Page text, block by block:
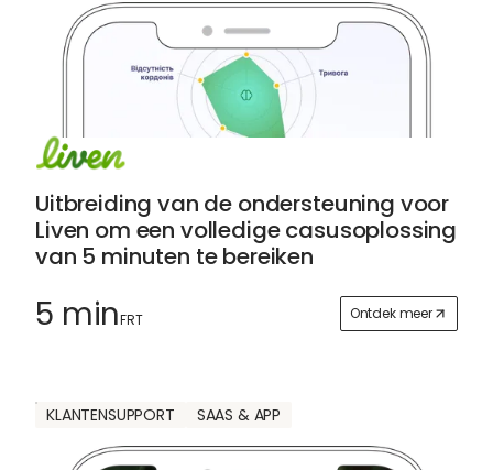
Uitbreiding van de ondersteuning voor
Liven om een volledige casusoplossing
van 5 minuten te bereiken
5 minFRT Ontdek meer
KLANTENSUPPORT SAAS & APP